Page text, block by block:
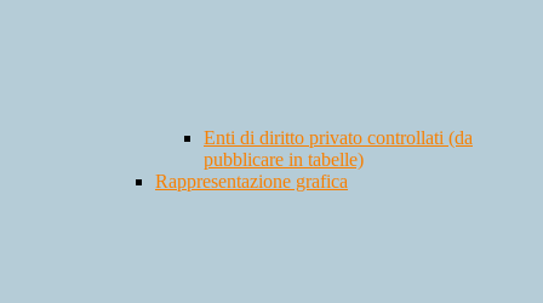
Enti di diritto privato controllati (da
pubblicare in tabelle)
Rappresentazione grafica